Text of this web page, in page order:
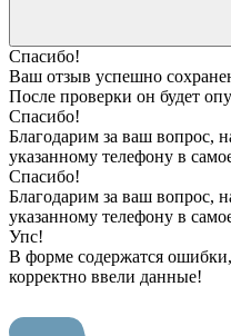
Спасибо!
Ваш отзыв успешно
После проверки он будет
Спасибо!
Благодарим за ваш вопрос,
указанному телефону в
Спасибо!
Благодарим за ваш вопрос,
указанному телефону в
Упс!
В форме содержатся
корректно ввели данные!